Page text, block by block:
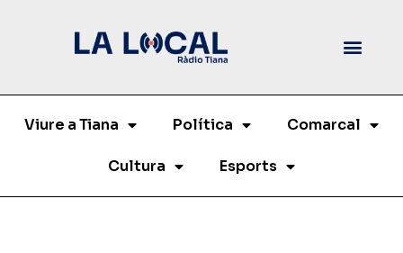
Viure a Tiana Política Comarcal
Cultura Esports